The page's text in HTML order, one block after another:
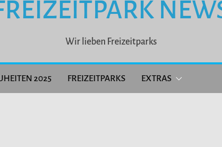
Wir lieben Freizeitparks
2025 FREIZEITPARKS EXTRAS